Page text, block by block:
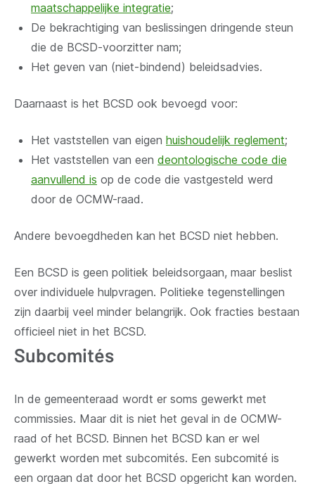
maatschappelijke integratie;
De bekrachtiging van beslissingen dringende steun
die de BCSD-voorzitter nam;
Het geven van (niet-bindend) beleidsadvies.
Daarnaast is het BCSD ook bevoegd voor:
Het vaststellen van eigen huishoudelijk reglement;
Het vaststellen van een deontologische code die
aanvullend is op de code die vastgesteld werd
door de OCMW-raad.
Andere bevoegdheden kan het BCSD niet hebben.
Een BCSD is geen politiek beleidsorgaan, maar beslist
over individuele hulpvragen. Politieke tegenstellingen
zijn daarbij veel minder belangrijk. Ook fracties bestaan
officieel niet in het BCSD.
Subcomités
In de gemeenteraad wordt er soms gewerkt met
commissies. Maar dit is niet het geval in de OCMW-
raad of het BCSD. Binnen het BCSD kan er wel
gewerkt worden met subcomités. Een subcomité is
een orgaan dat door het BCSD opgericht kan worden.